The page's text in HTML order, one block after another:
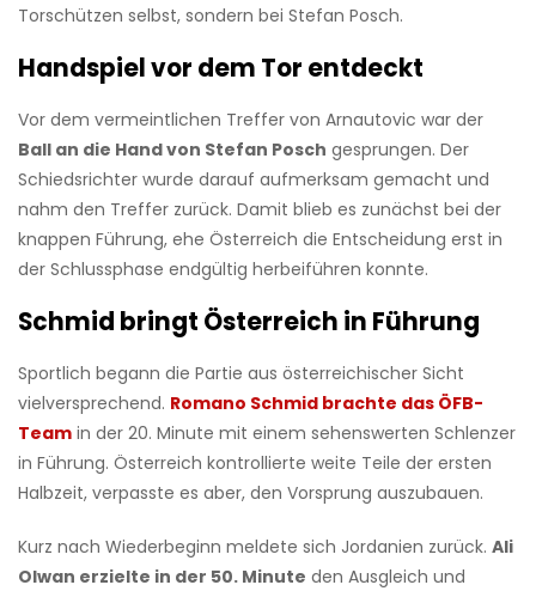
Torschützen selbst, sondern bei Stefan Posch.
Handspiel vor dem Tor entdeckt
Vor dem vermeintlichen Treffer von Arnautovic war der
Ball an die Hand von Stefan Posch gesprungen. Der
Schiedsrichter wurde darauf aufmerksam gemacht und
nahm den Treffer zurück. Damit blieb es zunächst bei der
knappen Führung, ehe Österreich die Entscheidung erst in
der Schlussphase endgültig herbeiführen konnte.
Schmid bringt Österreich in Führung
Sportlich begann die Partie aus österreichischer Sicht
vielversprechend. Romano Schmid brachte das ÖFB-
Team in der 20. Minute mit einem sehenswerten Schlenzer
in Führung. Österreich kontrollierte weite Teile der ersten
Halbzeit, verpasste es aber, den Vorsprung auszubauen.
Kurz nach Wiederbeginn meldete sich Jordanien zurück. Ali
Olwan erzielte in der 50. Minute den Ausgleich und